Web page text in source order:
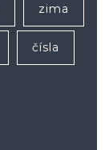
zima
čísla